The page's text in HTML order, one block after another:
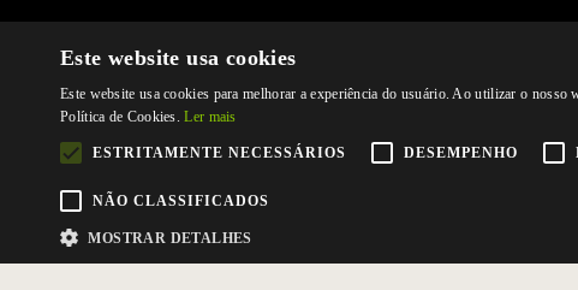
Este website usa cookies
Este website usa cookies para melhorar a experiência do usuário. Ao utilizar o nosso
Política de Cookies.Ler mais
ESTRITAMENTE NECESSÁRIOS DESEMPENHO
NÃO CLASSIFICADOS
MOSTRAR DETALHES